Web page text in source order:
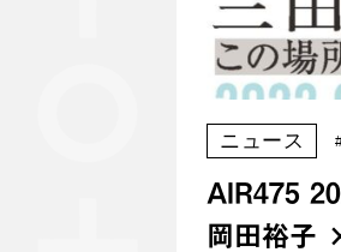
ニュース
AIR475
岡田裕子